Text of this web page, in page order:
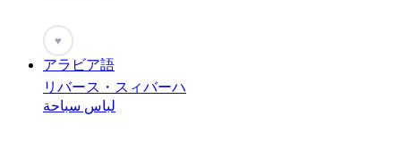
♥
アラビア語
リバース・スィバーハ
لباس سباحة